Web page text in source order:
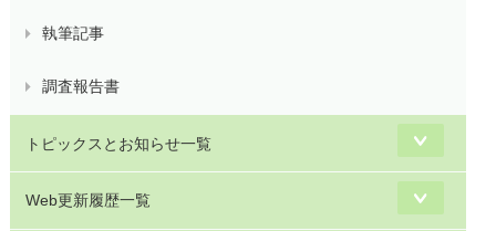
執筆記事
調査報告書
トピックスとお知らせ一覧
Web更新履歴一覧